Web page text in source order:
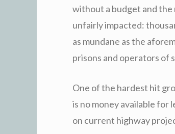
without a budget and the
unfairly impacted:
as mundane as the
prisons and operators of
One of the hardest hit
is no money available for
on current highway